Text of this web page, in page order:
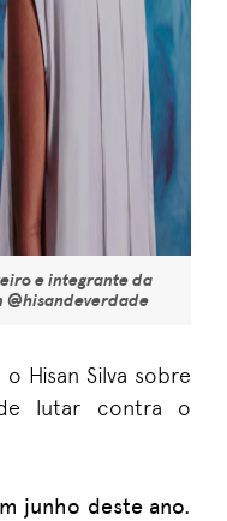
e integrante da
@hisandeverdade
o Hisan Silva sobre
lutar contra o
junho deste ano.